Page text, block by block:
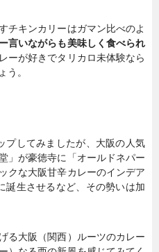
チキンカリーはガマン比べのよ
言いながらも美味しく食べられ
ーが好きでタリカロ未体験なら
う。
してみましたが、大阪の人気
」が豪徳寺に「オールドネパー
クな大阪甘辛カレーのインデア
誕生させるなど、その勢いは加
る大阪（関西）ルーツのカレー